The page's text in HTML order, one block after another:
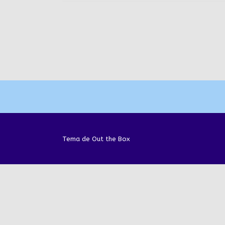
Tema de Out the Box